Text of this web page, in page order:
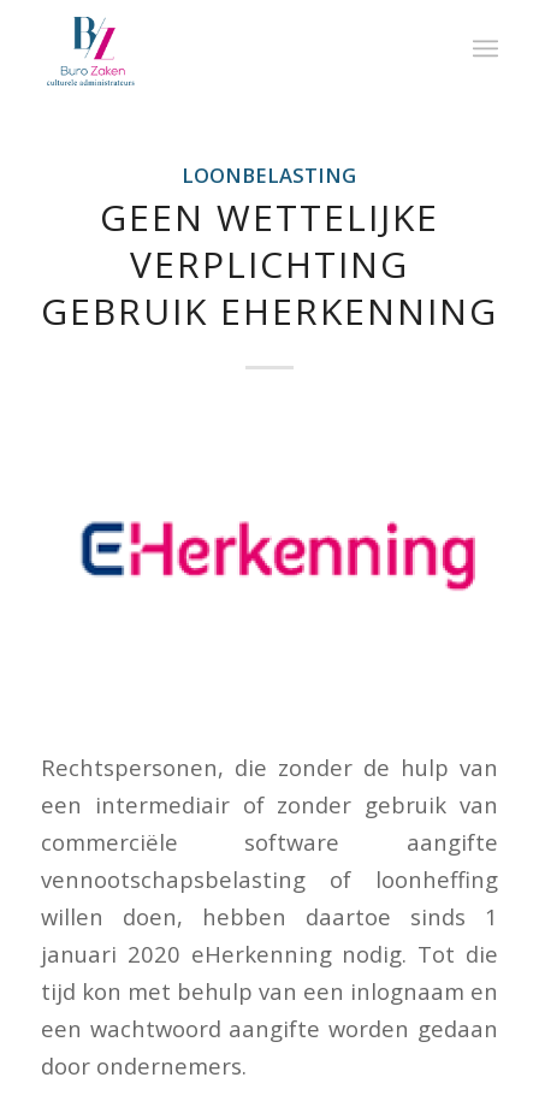
LOONBELASTING
GEEN WETTELIJKE
VERPLICHTING
GEBRUIK EHERKENNING
Rechtspersonen, die zonder de hulp van
een intermediair of zonder gebruik van
commerciële software aangifte
vennootschapsbelasting of loonheffing
willen doen, hebben daartoe sinds 1
januari 2020 eHerkenning nodig. Tot die
tijd kon met behulp van een inlognaam en
een wachtwoord aangifte worden gedaan
door ondernemers.